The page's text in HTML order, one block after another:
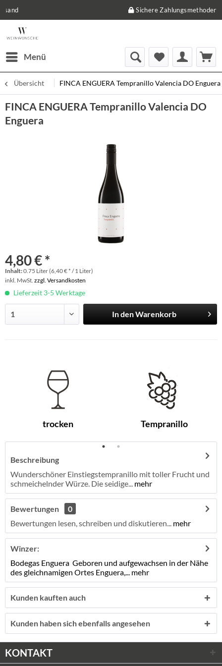
Sichere Zahlungsmethoden
Menü
Übersicht FINCA ENGUERA Tempranillo Valencia DO Enguera
FINCA ENGUERA Tempranillo Valencia DO
Enguera
4,80 € *
Inhalt:0.75 Liter (6,40 € * / 1 Liter)
inkl. MwSt. zzgl. Versandkosten
Lieferzeit 3-5 Werktage
In denWarenkorb
trocken Tempranillo
Beschreibung
Wunderschöner Einstiegstempranillo mit toller Frucht und
schmeichelnder Würze. Die seidige... mehr
Bewertungen
0
Bewertungen lesen, schreiben und diskutieren... mehr
Winzer:
Bodegas Enguera Geboren und aufgewachsen in der Nähe
des gleichnamigen Ortes Enguera,... mehr
Kunden kauften auch
Kunden haben sich ebenfalls angesehen
KONTAKT